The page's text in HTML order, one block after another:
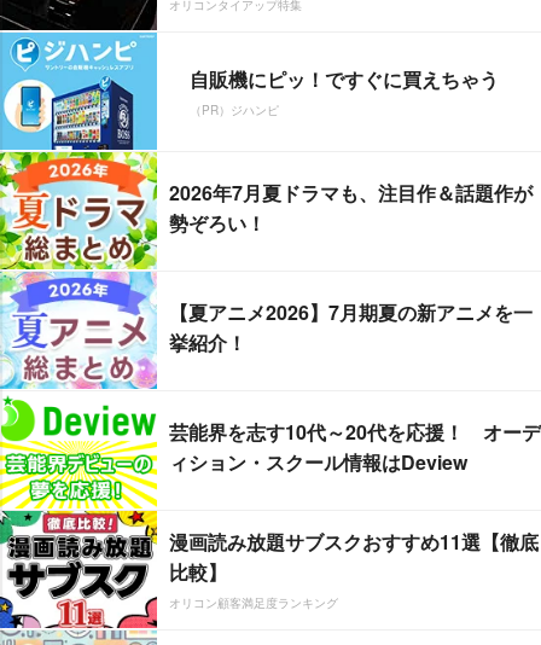
オリコンタイアップ特集
自販機にピッ！ですぐに買えちゃう
（PR）ジハンピ
2026年7月夏ドラマも、注目作＆話題作が
勢ぞろい！
【夏アニメ2026】7月期夏の新アニメを一
挙紹介！
芸能界を志す10代～20代を応援！ オーデ
ィション・スクール情報はDeview
漫画読み放題サブスクおすすめ11選【徹底
比較】
オリコン顧客満足度ランキング